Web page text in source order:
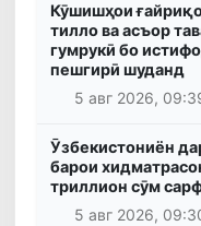
Кӯшишҳои
тилло ва асъор
гумрукӣ бо
пешгирӣ шуданд
5 авг 2026,
Ӯзбекистониён
барои
триллион сӯм
5 авг 2026,